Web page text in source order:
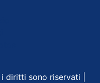
diritti sono riservati |